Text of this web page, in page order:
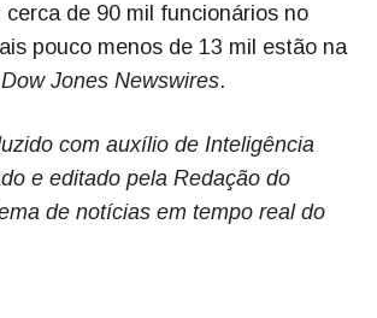
cerca de 90 mil funcionários no
pouco menos de 13 mil estão na
Dow Jones Newswires.
com auxílio de Inteligência
e editado pela Redação do
de notícias em tempo real do